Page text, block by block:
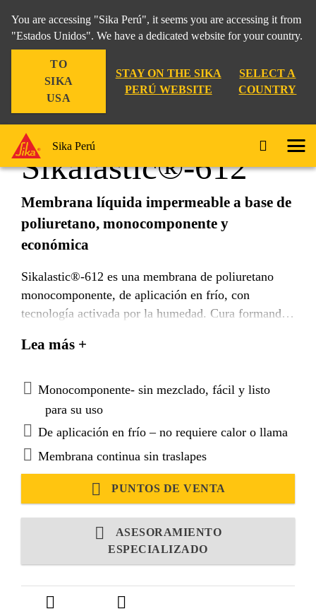
You are accessing "Sika Perú", it seems you are accessing it from
"Estados Unidos". We have a dedicated website for your country.
TO
SIKA
USA
STAY ON THE SIKA
PERÚ WEBSITE
SELECT A
COUNTRY
Sika Perú
Construcción Sikalastic®-612
Sikalastic®-612
Membrana líquida impermeable a base de
poliuretano, monocomponente y
económica
Sikalastic®-612 es una membrana de poliuretano
monocomponente, de aplicación en frío, con
tecnología activada por la humedad. Cura formando
duradera para cubiertas expuestas, así como por
terrazas.
Lea más +
Monocomponente- sin mezclado, fácil y listo
para su uso
De aplicación en frío – no requiere calor o llama
Membrana continua sin traslapes
PUNTOS DE VENTA
ASESORAMIENTO
ESPECIALIZADO